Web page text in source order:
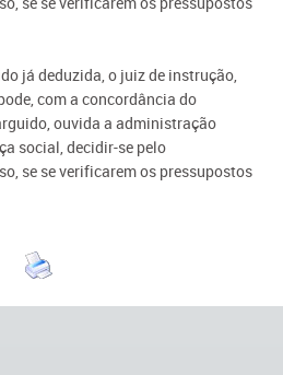
já deduzida, o juiz de instrução,
com a concordância do
ouvida a administração
social, decidir-se pelo
se se verificarem os pressupostos